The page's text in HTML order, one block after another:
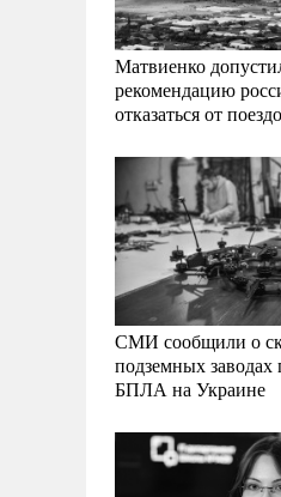
Матвиенко
рекомендацию
отказаться от
СМИ сообщили о
подземных заводах
БПЛА на Украине